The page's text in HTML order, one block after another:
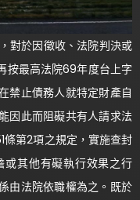
對於因徵收、法院判決或
按最高法院69年度台上字
禁止債務人就特定財產自
因此而阻礙共有人請求法
條第2項之規定，實施查封
其他有礙執行效果之行
由法院依職權為之。既於